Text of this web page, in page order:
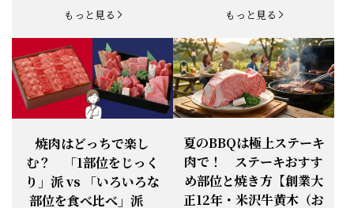
お知らせ 2025.11.3 「黄木の御歳暮」早割開始！
お知らせ 2025.9.13 「秋分の日」定休日変更のお知らせ
お知らせ 2025.6.16 新登場！一膳ご飯
お知らせ 2025.5.28 「初夏の肉祭り」開催中
お知らせ 2025.5.19 「父の日特集」開催中
もっと見る もっと見る
焼肉はどっちで楽し
む？ 「1部位をじっく
り」派 vs 「いろいろな
部位を食べ比べ」派
夏のBBQは極上ステーキ
肉で！ ステーキおすす
め部位と焼き方【創業大
正12年・米沢牛黄木（お